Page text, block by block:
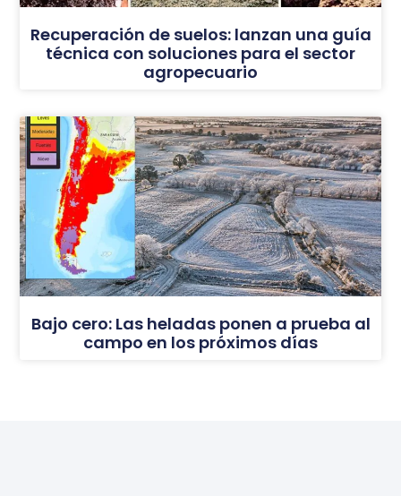
Recuperación de suelos: lanzan una guía
técnica con soluciones para el sector
agropecuario
Bajo cero: Las heladas ponen a prueba al
campo en los próximos días